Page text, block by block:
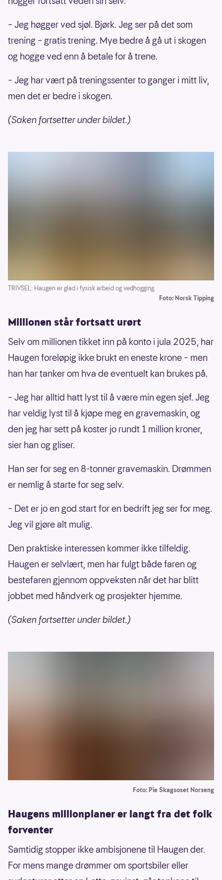
– Jeg høgger ved sjøl. Bjørk. Jeg ser på det som
trening – gratis trening. Mye bedre å gå ut i skogen
og hogge ved enn å betale for å trene.
– Jeg har vært på treningssenter to ganger i mitt liv,
men det er bedre i skogen.
(Saken fortsetter under bildet.)
TRIVSEL: Haugen er glad i fysisk arbeid og vedhogging.
Foto: Norsk Tipping
Millionen står fortsatt urørt
Selv om millionen tikket inn på konto i jula 2025, har
Haugen foreløpig ikke brukt en eneste krone – men
han har tanker om hva de eventuelt kan brukes på.
– Jeg har alltid hatt lyst til å være min egen sjef. Jeg
har veldig lyst til å kjøpe meg en gravemaskin, og
den jeg har sett på koster jo rundt 1 million kroner,
sier han og gliser.
Han ser for seg en 8-tonner gravemaskin. Drømmen
er nemlig å starte for seg selv.
– Det er jo en god start for en bedrift jeg ser for meg.
Jeg vil gjøre alt mulig.
Den praktiske interessen kommer ikke tilfeldig.
Haugen er selvlært, men har fulgt både faren og
bestefaren gjennom oppveksten når det har blitt
jobbet med håndverk og prosjekter hjemme.
(Saken fortsetter under bildet.)
Foto: Pie Skagsoset Norseng
Haugens millionplaner er langt fra det folk
forventer
Samtidig stopper ikke ambisjonene til Haugen der.
For mens mange drømmer om sportsbiler eller